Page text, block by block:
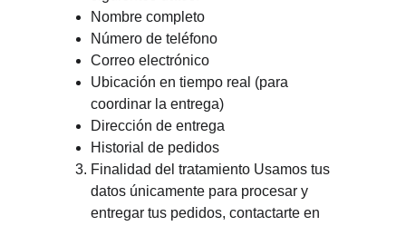
Nombre completo
Número de teléfono
Correo electrónico
Ubicación en tiempo real (para
coordinar la entrega)
Dirección de entrega
Historial de pedidos
Finalidad del tratamiento Usamos tus
datos únicamente para procesar y
entregar tus pedidos, contactarte en